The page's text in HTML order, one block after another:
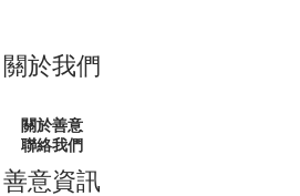
關於我們
關於善意
聯絡我們
善意資訊